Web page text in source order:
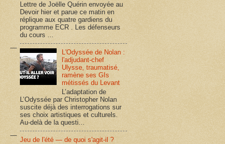
Lettre de Joëlle Quérin envoyée au
Devoir hier et parue ce matin en
réplique aux quatre gardiens du
programme ECR . Les défenseurs
du cours ...
L'Odyssée de Nolan :
l'adjudant-chef
Ulysse, traumatisé,
ramène ses GIs
métissés du Levant
L’adaptation de
L’Odyssée par Christopher Nolan
suscite déjà des interrogations sur
ses choix artistiques et culturels.
Au-delà de la questi...
Jeu de l'été — de quoi s'agit-il ?